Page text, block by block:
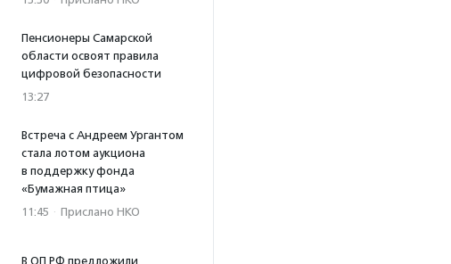
Пенсионеры Самарской
области освоят правила
цифровой безопасности
13:27
Встреча с Андреем Ургантом
стала лотом аукциона
в поддержку фонда
«Бумажная птица»
11:45 · Прислано НКО
В ОП РФ предложили